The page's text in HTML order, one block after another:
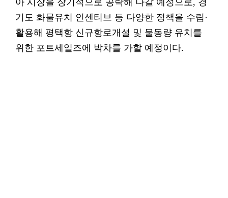
아 시장을 장기적으로 공략해 나갈 예정으로, 경
기도 화물유치 인센티브 등 다양한 정책을 수립·
활용해 평택항 신규항로개설 및 물동량 유치를
위한 포트세일즈에 박차를 가할 예정이다.